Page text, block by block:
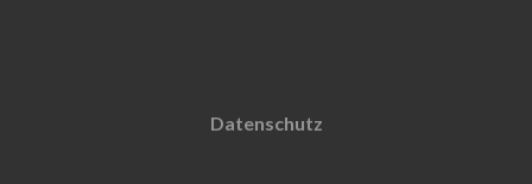
Datenschutz